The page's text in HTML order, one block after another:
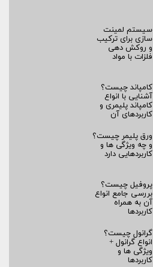
سیستم لمینت‌
سازی برای ترکیب
و روکش‌ دهی
فلزات با مواد
کامپاند چیست؟
آشنایی با انواع
کامپاند پلیمری و
کاربردهای آن
ورق پلیمر چیست؟
و چه ویژگی ها و
کاربردهایی دارد
پروفیل چیست؟
بررسی جامع انواع
آن به همراه
کاربردها
گرانول چیست؟
انواع گرانول +
ویژگی ها و
کاربردها